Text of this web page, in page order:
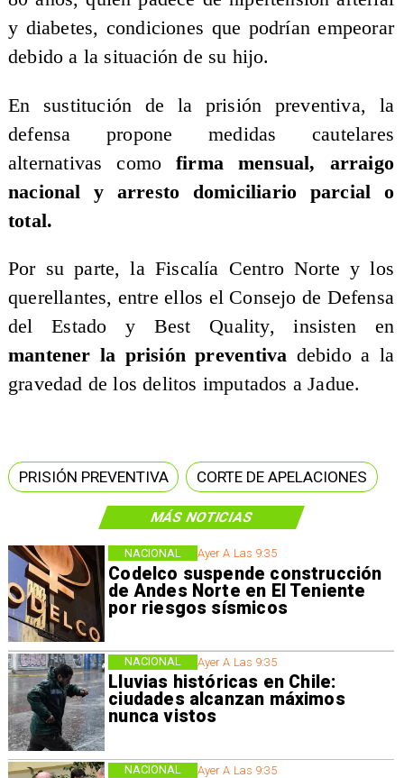
MÁS NOTICIAS
Ayer A Las 9:35
Codelco suspende construcción
de Andes Norte en El Teniente
por riesgos sísmicos
NACIONAL
Ayer A Las 9:35
Lluvias históricas en Chile:
ciudades alcanzan máximos
nunca vistos
NACIONAL
Ayer A Las 9:35
NACIONAL
y diabetes, condiciones que podrían empeorar
debido a la situación de su hijo.
En sustitución de la prisión preventiva, la
defensa propone medidas cautelares
alternativas comofirma mensual, arraigo
nacional y arresto domiciliario parcial o
total.
Por su parte, la Fiscalía Centro Norte y los
querellantes, entre ellos el Consejo de Defensa
del Estado y Best Quality, insisten en
mantener la prisión preventiva debido a la
gravedad de los delitos imputados a Jadue.
PRISIÓN PREVENTIVA CORTE DE APELACIONES